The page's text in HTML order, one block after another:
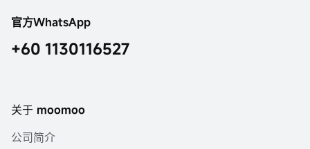
官方WhatsApp
+60 1130116527
关于 moomoo
公司简介